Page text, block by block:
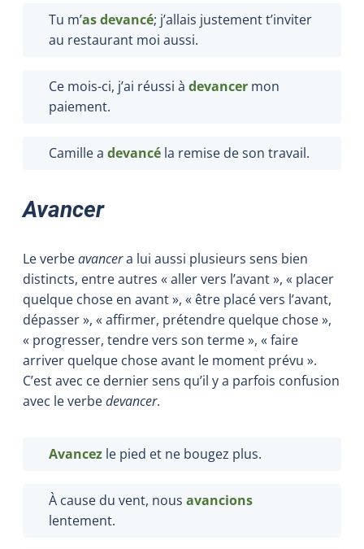
Tu m’as devancé; j’allais justement t’inviter
au restaurant moi aussi.
Ce mois-ci, j’ai réussi à devancer mon
paiement.
Camille a devancé la remise de son travail.
Avancer
Le verbeavancera lui aussi plusieurs sens bien
distincts, entre autres « aller vers l’avant », « placer
quelque chose en avant », « être placé vers l’avant,
dépasser », « affirmer, prétendre quelque chose »,
« progresser, tendre vers son terme », « faire
arriver quelque chose avant le moment prévu ».
C’est avec ce dernier sens qu’il y a parfois confusion
avec le verbedevancer.
Avancez le pied et ne bougez plus.
À cause du vent, nous avancions
lentement.